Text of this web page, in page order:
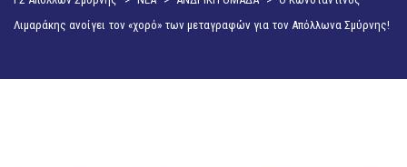
Λιμαράκης ανοίγει τον «χορό» των μεταγραφών για τον Απόλλωνα Σμύρνης!